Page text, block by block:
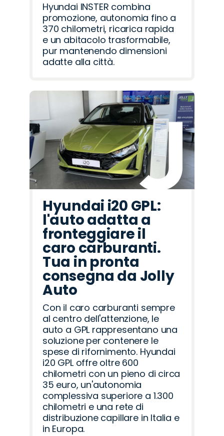
Hyundai INSTER combina
promozione, autonomia fino a
370 chilometri, ricarica rapida
e un abitacolo trasformabile,
pur mantenendo dimensioni
adatte alla città.
Hyundai i20 GPL:
l'auto adatta a
fronteggiare il
caro carburanti.
Tua in pronta
consegna da Jolly
Auto
Con il caro carburanti sempre
al centro dell'attenzione, le
auto a GPL rappresentano una
soluzione per contenere le
spese di rifornimento. Hyundai
i20 GPL offre oltre 600
chilometri con un pieno di circa
35 euro, un'autonomia
complessiva superiore a 1.300
chilometri e una rete di
distribuzione capillare in Italia e
in Europa.